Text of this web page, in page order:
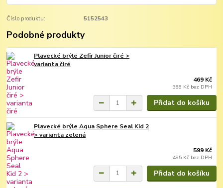
Číslo produktu: 5152543
Podobné produkty
Plavecké brýle Zefir Junior čiré >
varianta čiré
469 Kč
388 Kč bez DPH
Přidat do košíku
Plavecké brýle Aqua Sphere Seal Kid 2
> varianta zelená
599 Kč
495 Kč bez DPH
Přidat do košíku